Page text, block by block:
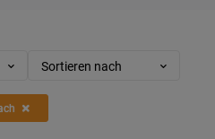
Sortieren nach